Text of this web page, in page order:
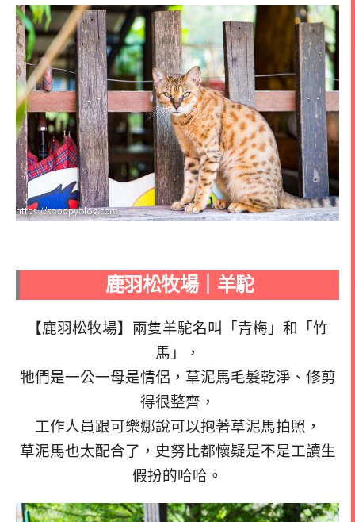
鹿羽松牧場｜羊駝
【鹿羽松牧場】兩隻羊駝名叫「青梅」和「竹
馬」，
牠們是一公一母是情侶，草泥馬毛髮乾淨、修剪
得很整齊，
工作人員跟可樂娜說可以抱著草泥馬拍照，
草泥馬也太配合了，史努比都懷疑是不是工讀生
假扮的哈哈。